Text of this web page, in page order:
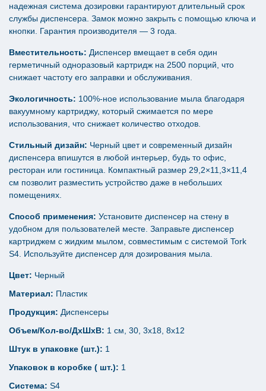
надежная система дозировки гарантируют длительный срок
службы диспенсера. Замок можно закрыть с помощью ключа и
кнопки. Гарантия производителя — 3 года.
Вместительность: Диспенсер вмещает в себя один
герметичный одноразовый картридж на 2500 порций, что
снижает частоту его заправки и обслуживания.
Экологичность: 100%-ное использование мыла благодаря
вакуумному картриджу, который сжимается по мере
использования, что снижает количество отходов.
Стильный дизайн: Черный цвет и современный дизайн
диспенсера впишутся в любой интерьер, будь то офис,
ресторан или гостиница. Компактный размер 29,2×11,3×11,4
см позволит разместить устройство даже в небольших
помещениях.
Способ применения: Установите диспенсер на стену в
удобном для пользователей месте. Заправьте диспенсер
картриджем с жидким мылом, совместимым с системой Tork
S4. Используйте диспенсер для дозирования мыла.
Цвет: Черный
Материал: Пластик
Продукция: Диспенсеры
Объем/Кол-во/ДхШхВ: 1 см, 30, 3х18, 8х12
Штук в упаковке (шт.): 1
Упаковок в коробке ( шт.): 1
Система: S4